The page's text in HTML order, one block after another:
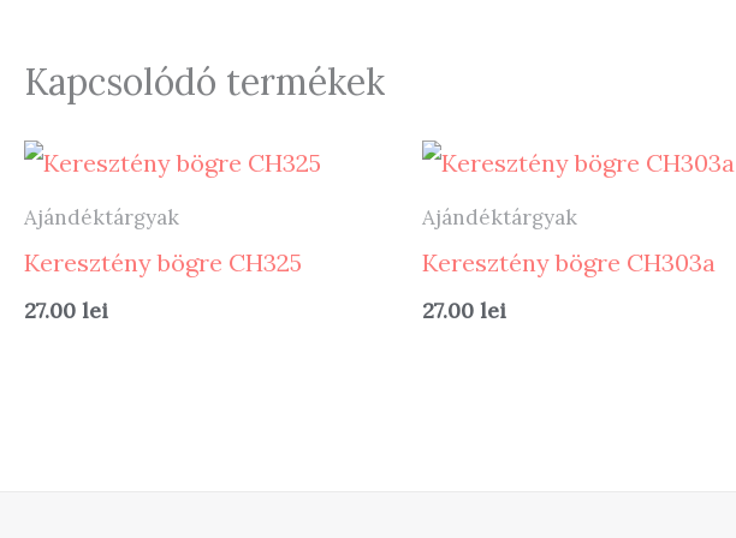
Kapcsolódó termékek
Ajándéktárgyak
Keresztény bögre CH325
27.00 lei
Ajándéktárgyak
Keresztény bögre CH303a
27.00 lei